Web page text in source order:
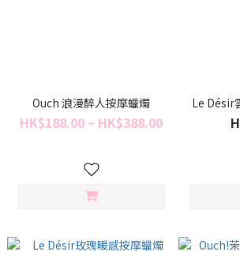
Ouch 浪漫醉人按摩蠟燭
HK$188.00 ~ HK$388.00
Le Désir